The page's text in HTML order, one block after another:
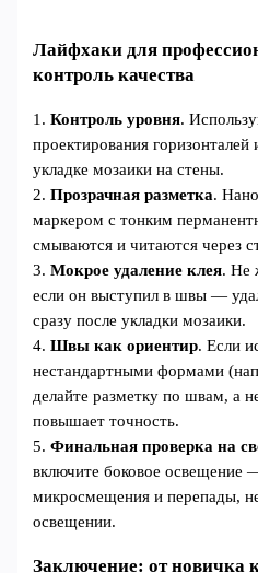
Лайфхаки для
контроль качества
1.Контроль уровня.
проектирования
укладке мозаики на стены.
2.Прозрачная разметка.
маркером с тонким
смываются и читаются через
3.Мокрое удаление клея. Не
если он выступил в швы —
сразу после укладки мозаики.
4.Швы как ориентир. Если
нестандартными формами
делайте разметку по швам, а
повышает точность.
5.Финальная проверка на
включите боковое освещение
микросмещения и перепады,
освещении.
Заключение: от новичка